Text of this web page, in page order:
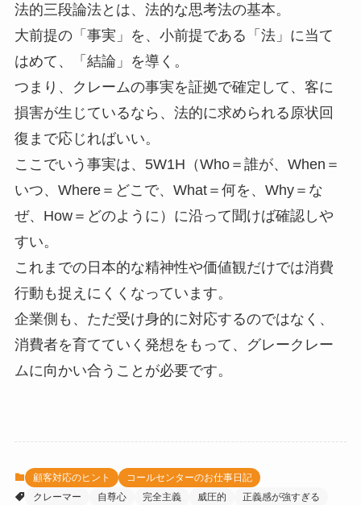
法的三段論法とは、法的な思考法の基本。
大前提の「事実」を、小前提である「法」に当て
はめて、「結論」を導く。
つまり、クレームの事実を証拠で確定して、客に
損害が生じているなら、法的に求められる原状回
復まで応じればいい。
ここでいう事実は、5W1H（Who＝誰が、When＝
いつ、Where＝どこで、What＝何を、Why＝な
ぜ、How＝どのように）に沿って聞けば確認しや
すい。
これまでの日本的な精神性や価値観だけでは消費
行動も捉えにくくなっています。
企業側も、ただ受け身的に対応するのではなく、
消費者を育てていく発想をもって、グレークレー
ムに向かい合うことが必要です。
顧客対応のヒント
コールセンターのお仕事日記
クレーマー
自尊心 完全主義 威圧的 正義感が強すぎる